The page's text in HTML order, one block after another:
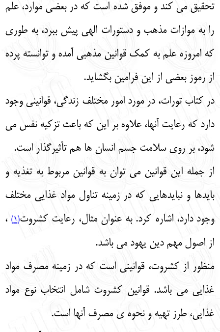
تحقیق می‌ کند و موفق شده است که در بعضی موارد، علم
را به موازات مذهب و دستورات الهی پیش ببرد، به‌ طوری
که امروزه علم به کمک قوانین مذهبی آمده و توانسته پرده
از رموز بعضی از این فرامین بگشاید.
در کتاب تورات، در مورد امور مختلف زندگی، قوانینی وجود
دارد که رعایت آنها، علاوه بر این که باعث تزکیه نفس می‌
شود، بر روی سلامت جسم انسان‌ ها هم تأثیرگذار است.
از جمله این قوانین می‌ توان به قوانین مربوط به تغذیه و
بایدها و نبایدهایی که در زمینه تناول مواد غذایی مختلف
وجود دارد، اشاره کرد. به عنوان مثال، رعایت کشروت(1)
،
از اصول مهم دین یهود می‌ باشد.
منظور از کشروت، قوانینی است که در زمینه مصرف مواد
غذایی می‌ باشد. قوانین کشروت شامل انتخاب نوع مواد
غذایی، طرز تهیه و نحوه‌ ی مصرف آنها است.